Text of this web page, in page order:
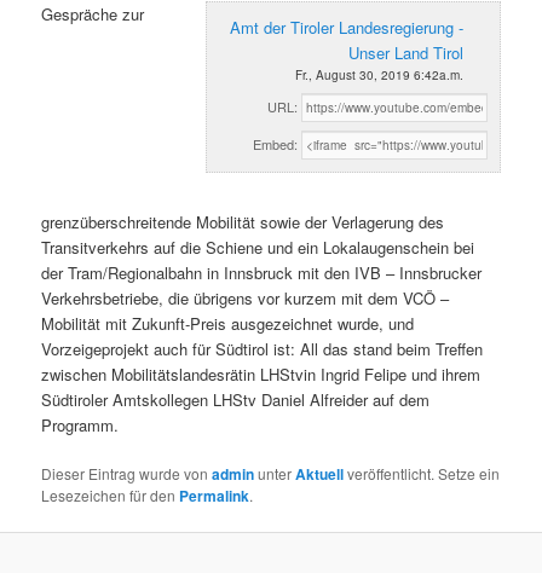
Amt der Tiroler Landesregierung -
Unser Land Tirol
Fr., August 30, 2019 6:42a.m.
URL:
Embed:
Gespräche zur
grenzüberschreitende Mobilität sowie der Verlagerung des
Transitverkehrs auf die Schiene und ein Lokalaugenschein bei
der Tram/Regionalbahn in Innsbruck mit den IVB – Innsbrucker
Verkehrsbetriebe, die übrigens vor kurzem mit dem VCÖ –
Mobilität mit Zukunft-Preis ausgezeichnet wurde, und
Vorzeigeprojekt auch für Südtirol ist: All das stand beim Treffen
zwischen Mobilitätslandesrätin LHStvin Ingrid Felipe und ihrem
Südtiroler Amtskollegen LHStv Daniel Alfreider auf dem
Programm.
Dieser Eintrag wurde vonadminunterAktuellveröffentlicht. Setze ein
Lesezeichen für den Permalink.